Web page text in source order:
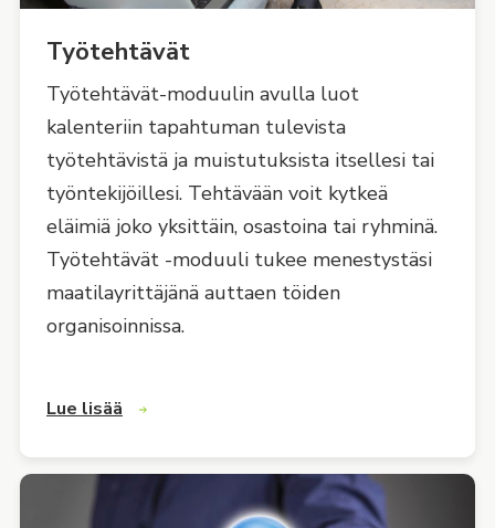
Työtehtävät
Työtehtävät-moduulin avulla luot
kalenteriin tapahtuman tulevista
työtehtävistä ja muistutuksista itsellesi tai
työntekijöillesi. Tehtävään voit kytkeä
eläimiä joko yksittäin, osastoina tai ryhminä.
Työtehtävät -moduuli tukee menestystäsi
maatilayrittäjänä auttaen töiden
organisoinnissa.
Lue lisää